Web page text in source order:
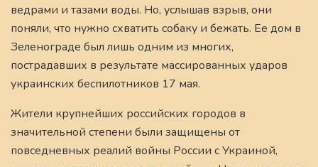
ведрами и тазами воды. Но, услышав взрыв, они
поняли, что нужно схватить собаку и бежать. Ее дом в
Зеленограде был лишь одним из многих,
пострадавших в результате массированных ударов
украинских беспилотников 17 мая.
Жители крупнейших российских городов в
значительной степени были защищены от
повседневных реалий войны России с Украиной,